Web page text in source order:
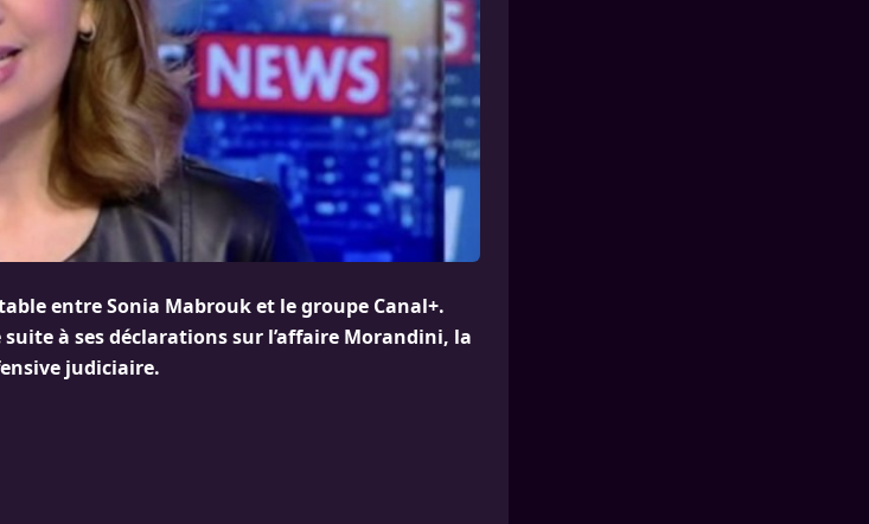
entre Sonia Mabrouk et le groupe Canal+.
à ses déclarations sur l’affaire Morandini, la
judiciaire.